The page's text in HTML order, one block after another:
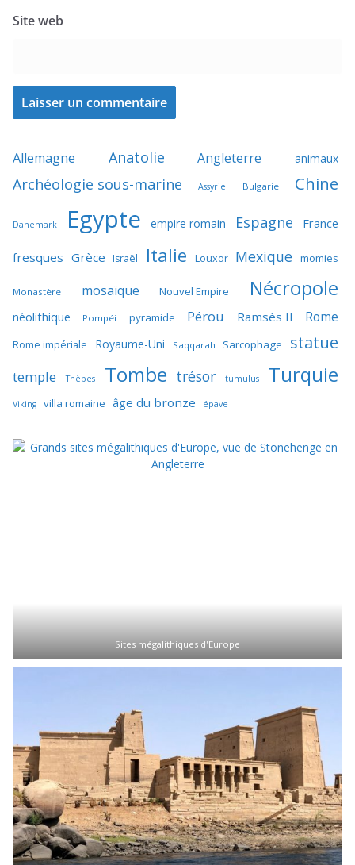
Site web
Allemagne Anatolie Angleterre animaux
Archéologie sous-marine Assyrie Bulgarie Chine
Danemark Egypte empire romain Espagne France
fresques Grèce Israël Italie Louxor Mexique momies
Monastère mosaïque Nouvel Empire Nécropole
néolithique Pompéi pyramide Pérou Ramsès II Rome
Rome impériale Royaume-Uni Saqqarah Sarcophage statue
temple Thèbes Tombe trésor tumulus Turquie
Viking villa romaine âge du bronze épave
Sites mégalithiques d'Europe